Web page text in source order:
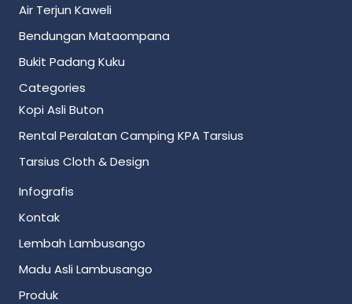
Air Terjun Kaweli
Bendungan Mataompana
Bukit Padang Kuku
Categories
Kopi Asli Buton
Rental Peralatan Camping KPA Tarsius
Tarsius Cloth & Design
Infografis
Kontak
Lembah Lambusango
Madu Asli Lambusango
Produk